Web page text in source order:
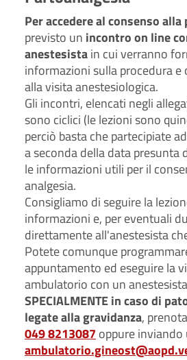
Per accedere al consenso
previsto un incontro on line
anestesistain cui verranno
informazioni sulla procedura e
alla visita anestesiologica.
Gli incontri, elencati negli
sono ciclici (le lezioni sono
perciò basta che partecipiate
a seconda della data presunta
le informazioni utili per il
analgesia.
Consigliamo di seguire la
informazioni e, per eventuali
direttamente all'anestesista
Potete comunque
appuntamento ed eseguire la
ambulatorio con un
SPECIALMENTE in caso di
legate alla gravidanza,
049 8213087 oppure